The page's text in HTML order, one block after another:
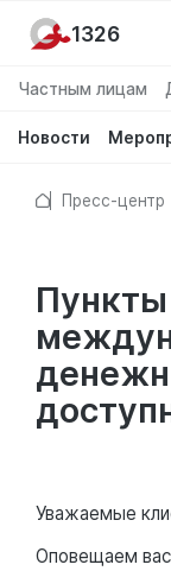
Частным лицам
Новости
1326
Пресс-центр
Уважаемые
Оповещаем